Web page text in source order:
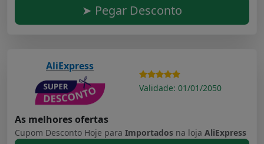
➤ Pegar Desconto
AliExpress
Validade: 01/01/2050
As melhores ofertas
Cupom Desconto Hoje para Importados na loja AliExpress